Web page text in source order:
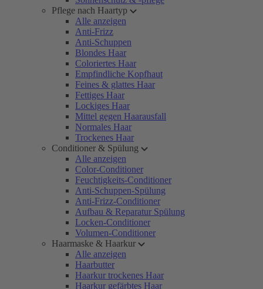
Pflege nach Haartyp
Alle anzeigen
Anti-Frizz
Anti-Schuppen
Blondes Haar
Coloriertes Haar
Empfindliche Kopfhaut
Feines & glattes Haar
Fettiges Haar
Lockiges Haar
Mittel gegen Haarausfall
Normales Haar
Trockenes Haar
Conditioner & Spülung
Alle anzeigen
Color-Conditioner
Feuchtigkeits-Conditioner
Anti-Schuppen-Spülung
Anti-Frizz-Conditioner
Aufbau & Reparatur Spülung
Locken-Conditioner
Volumen-Conditioner
Haarmaske & Haarkur
Alle anzeigen
Haarbutter
Haarkur trockenes Haar
Haarkur gefärbtes Haar